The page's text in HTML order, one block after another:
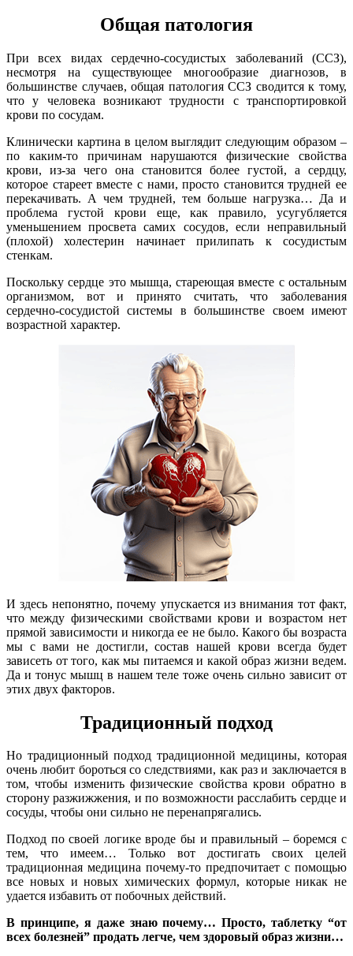
Общая патология
При всех видах сердечно-сосудистых заболеваний (ССЗ),
несмотря на существующее многообразие диагнозов, в
большинстве случаев, общая патология ССЗ сводится к тому,
что у человека возникают трудности с транспортировкой
крови по сосудам.
Клинически картина в целом выглядит следующим образом –
по каким-топричинам нарушаются физические свойства
крови, из-за чего она становится более густой, а сердцу,
которое стареет вместе с нами, просто становится трудней ее
перекачивать. А чем трудней, тем больше нагрузка… Да и
проблема густой крови еще, как правило, усугубляется
уменьшением просвета самих сосудов, если неправильный
(плохой) холестерин начинает прилипать к сосудистым
стенкам.
Поскольку сердце это мышца, стареющая вместе с остальным
организмом, вот и принято считать, что заболевания
сердечно-сосудистой системы в большинстве своем имеют
возрастной характер.
И здесь непонятно, почему упускается из внимания тот факт,
что между физическими свойствами крови и возрастом нет
прямой зависимости и никогда ее не было. Какого бы возраста
мы с вами не достигли, состав нашей крови всегда будет
зависеть от того, как мы питаемся и какой образ жизни ведем.
Да и тонус мышц в нашем теле тоже очень сильно зависит от
этих двух факторов.
Традиционный подход
Но традиционный подход традиционной медицины, которая
очень любит бороться со следствиями, как раз и заключается в
том, чтобы изменить физические свойства крови обратно в
сторону разжижжения, и по возможности расслабить сердце и
сосуды, чтобы они сильно не перенапрягались.
Подход по своей логике вроде бы и правильный – боремся с
тем, что имеем… Только вот достигать своих целей
традиционная медицина почему-то предпочитает с помощью
все новых и новых химических формул, которые никак не
удается избавить от побочных действий.
В принципе, я даже знаю почему… Просто, таблетку “от
всех болезней” продать легче, чем здоровый образ жизни…